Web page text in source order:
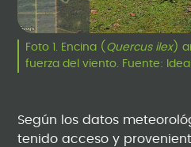
Foto 1. Encina ( Quercus ilex)
fuerza del viento. Fuente:
Según los datos
tenido acceso y